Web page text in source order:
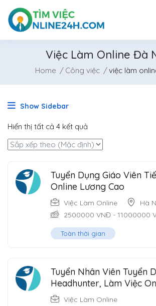
Việc Làm Online Đà
Home Công việc việc làm
Show Sidebar
Hiển thị tất cả 4 kết quả
Tuyển Dụng Giáo Viên
Online Lương Cao
Việc Làm Online
Hà
2500000 VNĐ - 11000000
Toàn thời gian
Tuyển Nhân Viên Tuyển
Headhunter, Làm Việc
Việc Làm Online